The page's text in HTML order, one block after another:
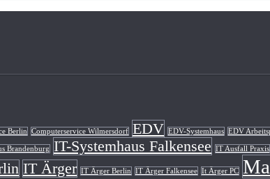
Berlin Computerservice Wilmersdorf EDV EDV-Systemhaus EDV
Brandenburg IT-Systemhaus Falkensee IT Ausfall Praxis
IT Ärger IT Ärger Berlin IT Ärger Falkensee It Ärger PC